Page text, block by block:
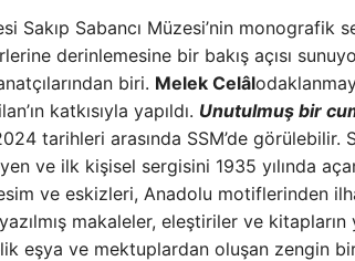
Sakıp Sabancı Müzesi’nin
derinlemesine bir bakış açısı
biri. Melek Celâl
katkısıyla yapıldı. Unutulmuş bir
tarihleri ​​arasında SSM’de görülebilir.
ve ilk kişisel sergisini 1935 yılında
ve eskizleri, Anadolu motiflerinden
makaleler, eleştiriler ve
eşya ve mektuplardan oluşan zengin